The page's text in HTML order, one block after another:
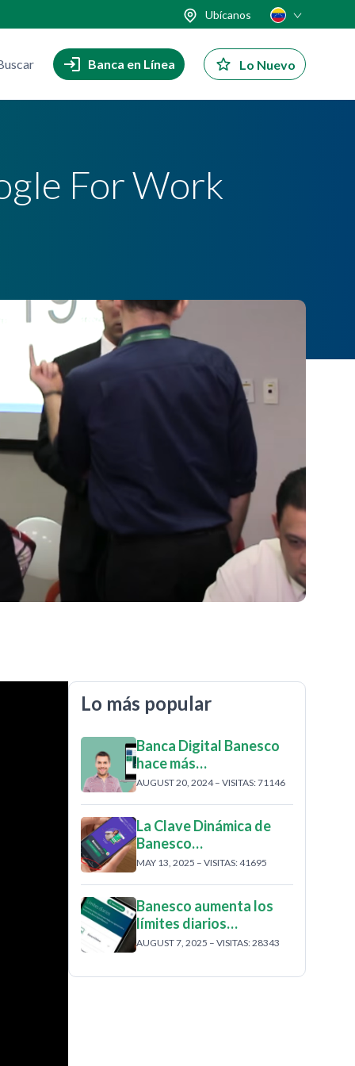
Ubícanos
Banca en Línea Lo Nuevo
For Work
Lo más popular
Banca Digital Banesco
hace más…
AUGUST 20, 2024 – VISITAS: 71146
La Clave Dinámica de
Banesco…
MAY 13, 2025 – VISITAS: 41695
Banesco aumenta los
límites diarios…
AUGUST 7, 2025 – VISITAS: 28343